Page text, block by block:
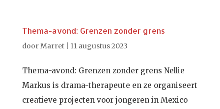
Thema-avond: Grenzen zonder grens
doorMarret| 11 augustus 2023
Thema-avond: Grenzen zonder grens Nellie
Markus is drama-therapeute en ze organiseert
creatieve projecten voor jongeren in Mexico